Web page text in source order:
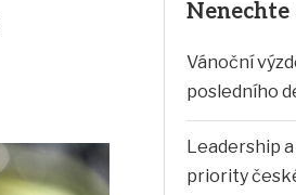
Vánoční
posledního
Leadership
priority